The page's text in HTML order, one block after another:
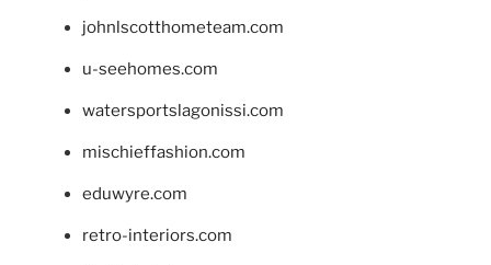
johnlscotthometeam.com
u-seehomes.com
watersportslagonissi.com
mischieffashion.com
eduwyre.com
retro-interiors.com